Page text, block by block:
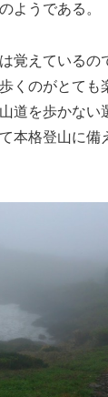
ようである。
覚えているの
くのがとても
道を歩かない
本格登山に備